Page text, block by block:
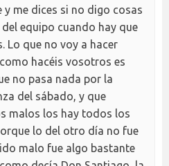
y me dices si no digo cosas
del equipo cuando hay que
Lo que no voy a hacer
hacéis vosotros es
no pasa nada por la
del sábado, y que
malos los hay todos los
lo del otro día no fue
malo fue algo bastante